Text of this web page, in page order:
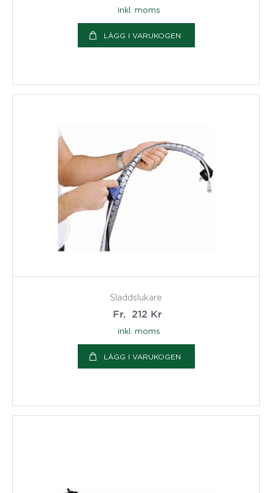
inkl. moms
LÄGG I VARUKOGEN
Sladdslukare
Fr.
212 Kr
inkl. moms
LÄGG I VARUKOGEN